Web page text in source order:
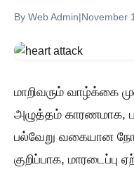
By Web Admin|November
மாறிவரும் வாழ்க்கை
அழுத்தம் காரணமாக,
பல்வேறு வகையான
குறிப்பாக, மாரடைப்பு